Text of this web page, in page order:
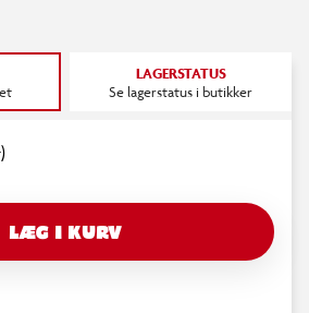
LAGERSTATUS
Se lagerstatus i butikker
LÆG I KURV